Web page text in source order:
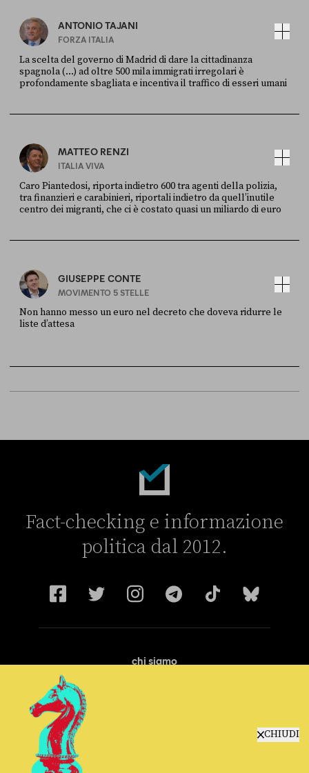
CHIUDI
ANTONIO TAJANI
FORZA ITALIA
La scelta del governo di Madrid di dare la cittadinanza
spagnola (...) ad oltre 500 mila immigrati irregolari è
profondamente sbagliata e incentiva il traffico di esseri umani
MATTEO RENZI
ITALIA VIVA
Caro Piantedosi, riporta indietro 600 tra agenti della polizia,
tra finanzieri e carabinieri, riportali indietro da quell’inutile
centro dei migranti, che ci è costato quasi un miliardo di euro
GIUSEPPE CONTE
MOVIMENTO 5 STELLE
Non hanno messo un euro nel decreto che doveva ridurre le
liste d’attesa
Fact-checking e informazione
politica dal 2012.
chi siamo